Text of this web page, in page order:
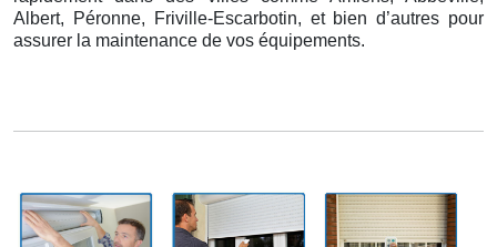
Albert, Péronne, Friville-Escarbotin, et bien d’autres pour
assurer la maintenance de vos équipements.